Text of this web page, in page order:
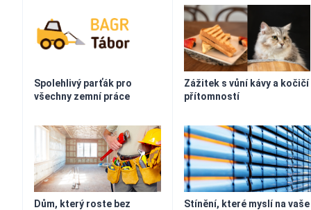
Spolehlivý parťák pro
všechny zemní práce
Zážitek s vůní kávy a kočičí
přítomností
Dům, který roste bez
Stínění, které myslí na vaše